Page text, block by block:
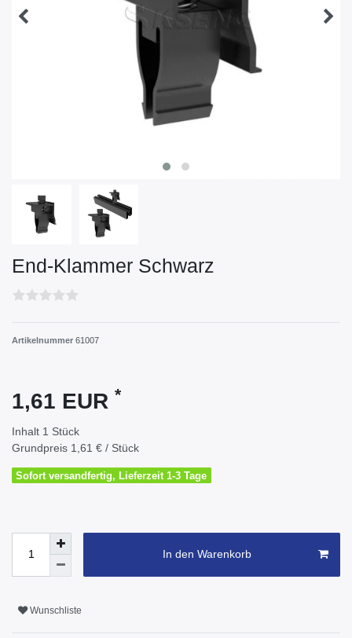
End-Klammer Schwarz
Artikelnummer 61007
1,61 EUR *
Inhalt 1 Stück
Grundpreis 1,61 € / Stück
Sofort versandfertig, Lieferzeit 1-3 Tage
In den Warenkorb
Wunschliste